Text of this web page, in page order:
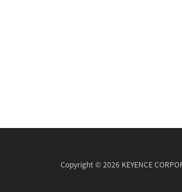
Copyright © 2026 KEYENCE